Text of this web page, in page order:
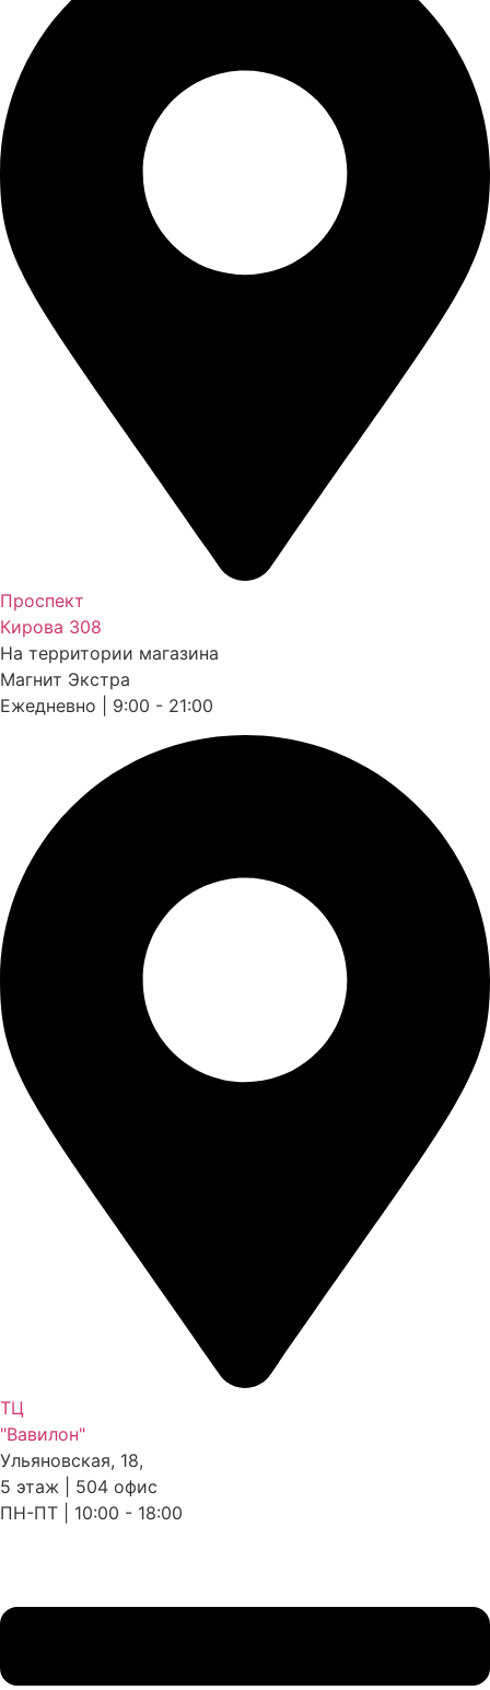
Проспект
Кирова 308
На территории магазина
Магнит Экстра
Ежедневно | 9:00 - 21:00
ТЦ
"Вавилон"
Ульяновская, 18,
5 этаж | 504 офис
ПН-ПТ | 10:00 - 18:00